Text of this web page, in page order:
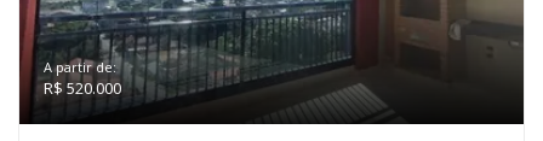
A partir de:
R$ 520.000